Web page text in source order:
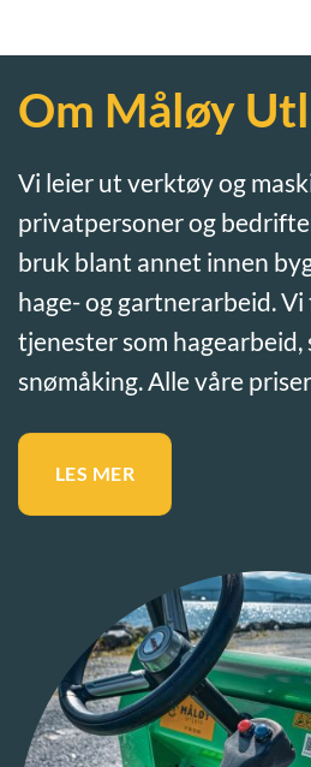
Om Måløy
Vi leier ut verktøy og
privatpersoner og
bruk blant annet innen
hage- og gartnerarbeid.
tjenester som
snømåking. Alle våre
LES MER